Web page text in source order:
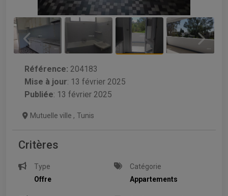
Référence: 204183
Mise à jour: 13 février 2025
Publiée: 13 février 2025
Mutuelle ville , Tunis
Critères
Type
Offre
Catégorie
Appartements